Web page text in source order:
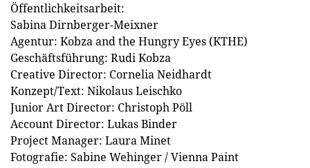
Öffentlichkeitsarbeit:
Sabina Dirnberger-Meixner
Agentur: Kobza and the Hungry Eyes (KTHE)
Geschäftsführung: Rudi Kobza
Creative Director: Cornelia Neidhardt
Konzept/Text: Nikolaus Leischko
Junior Art Director: Christoph Pöll
Account Director: Lukas Binder
Project Manager: Laura Minet
Fotografie: Sabine Wehinger / Vienna Paint